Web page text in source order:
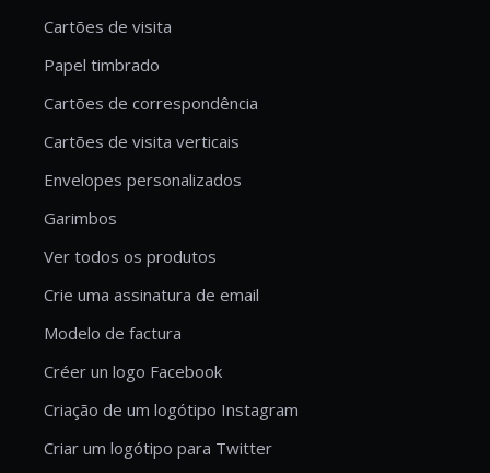
Cartões de visita
Papel timbrado
Cartões de correspondência
Cartões de visita verticais
Envelopes personalizados
Garimbos
Ver todos os produtos
Crie uma assinatura de email
Modelo de factura
Créer un logo Facebook
Criação de um logótipo Instagram
Criar um logótipo para Twitter